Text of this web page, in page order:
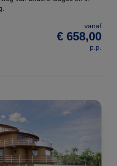
vanaf
€ 658,00
p.p.